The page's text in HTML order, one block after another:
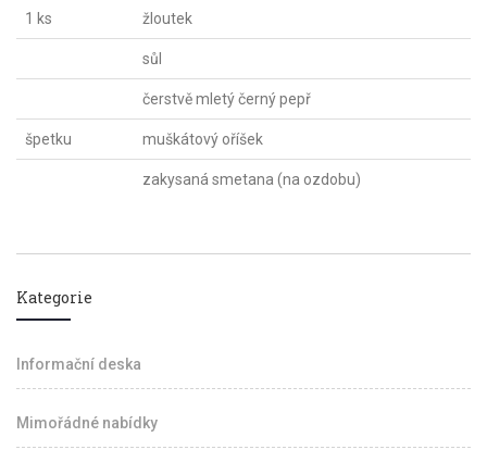
1 ks žloutek
sůl
čerstvě mletý černý pepř
špetku muškátový oříšek
zakysaná smetana (na ozdobu)
Kategorie
Informační deska
Mimořádné nabídky